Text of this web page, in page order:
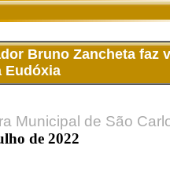
Bruno Zancheta faz
Eudóxia
Municipal de São
de 2022